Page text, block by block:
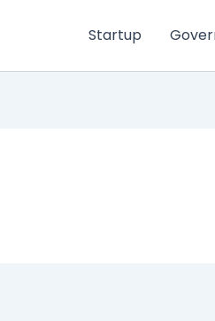
Startup